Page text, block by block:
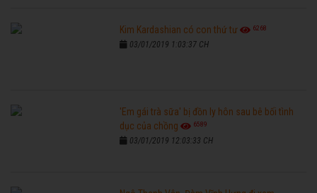
Kim Kardashian có con thứ tư 6268
03/01/2019 1:03:37 CH
'Em gái trà sữa' bị đồn ly hôn sau bê bối tình
dục của chồng
6589
03/01/2019 12:03:33 CH